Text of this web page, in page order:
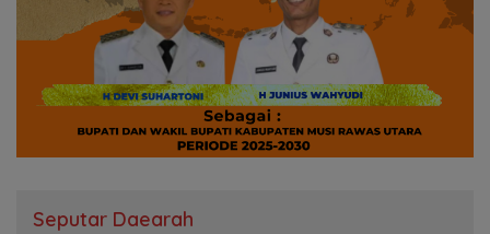
Seputar Daearah